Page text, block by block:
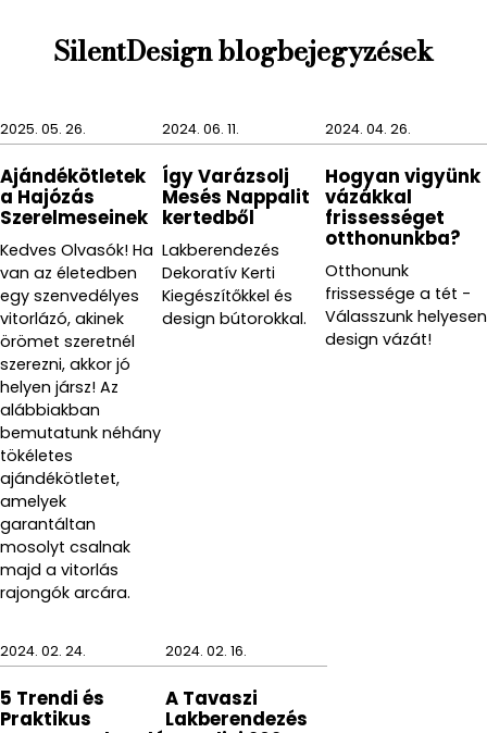
SilentDesign blogbejegyzések
2025. 05. 26.
Ajándékötletek
a Hajózás
Szerelmeseinek
Kedves Olvasók! Ha
van az életedben
egy szenvedélyes
vitorlázó, akinek
örömet szeretnél
szerezni, akkor jó
helyen jársz! Az
alábbiakban
bemutatunk néhány
tökéletes
ajándékötletet,
amelyek
garantáltan
mosolyt csalnak
majd a vitorlás
rajongók arcára.
2024. 06. 11.
Így Varázsolj
Mesés Nappalit
kertedből
Lakberendezés
Dekoratív Kerti
Kiegészítőkkel és
design bútorokkal.
2024. 04. 26.
Hogyan vigyünk
vázákkal
frissességet
otthonunkba?
Otthonunk
frissessége a tét -
Válasszunk helyesen
design vázát!
2024. 02. 24.
5 Trendi és
Praktikus
2024. 02. 16.
A Tavaszi
Lakberendezés